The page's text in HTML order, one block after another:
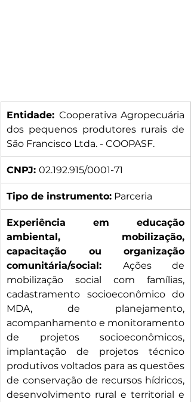
Entidade: Cooperativa Agropecuária
dos pequenos produtores rurais de
São Francisco Ltda. - COOPASF.
CNPJ: 02.192.915/0001-71
Tipo de instrumento: Parceria
Experiência em educação
ambiental, mobilização,
capacitação ou organização
comunitária/social: Ações de
mobilização social com famílias,
cadastramento socioeconômico do
MDA, de planejamento,
acompanhamento e monitoramento
de projetos socioeconômicos,
implantação de projetos técnico
produtivos voltados para as questões
de conservação de recursos hídricos,
desenvolvimento rural e territorial e